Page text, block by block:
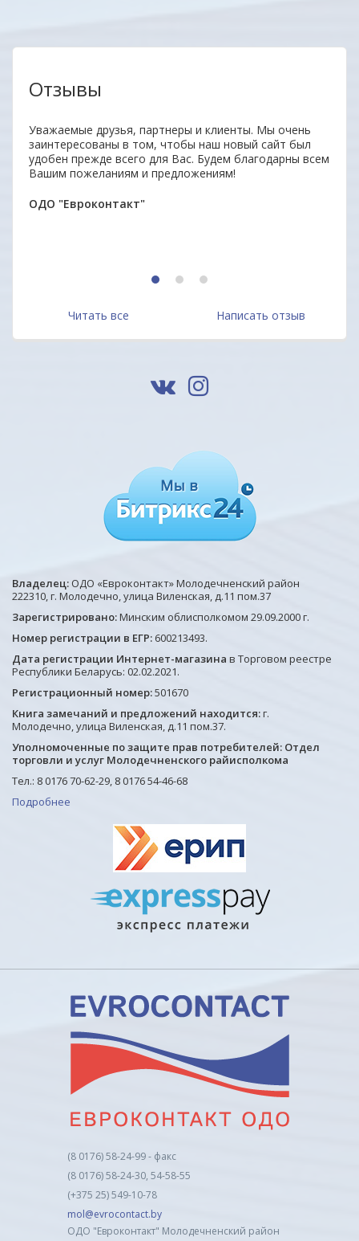
Отзывы
Уважаемые друзья, партнеры и клиенты. Мы очень
заинтересованы в том, чтобы наш новый сайт был
удобен прежде всего для Вас. Будем благодарны всем
Вашим пожеланиям и предложениям!
ОДО "Евроконтакт"
1 2 3
Читать все Написать отзыв
Владелец:ОДО «Евроконтакт» Молодечненский район
222310, г. Молодечно, улица Виленская, д.11 пом.37
Зарегистрировано:Минским облисполкомом 29.09.2000 г.
Номер регистрации в ЕГР: 600213493.
Дата регистрации Интернет-магазина в Торговом реестре
Республики Беларусь: 02.02.2021.
Регистрационный номер:501670
Книга замечаний и предложений находится:г.
Молодечно, улица Виленская, д.11 пом.37.
Уполномоченные по защите прав потребителей: Отдел
торговли и услуг Молодечненского райисполкома
Тел.: 8 0176 70-62-29, 8 0176 54-46-68
Подробнее
(8 0176) 58-24-99 - факс
(8 0176) 58-24-30, 54-58-55
(+375 25) 549-10-78
mol@evrocontact.by
ОДО "Евроконтакт" Молодечненский район